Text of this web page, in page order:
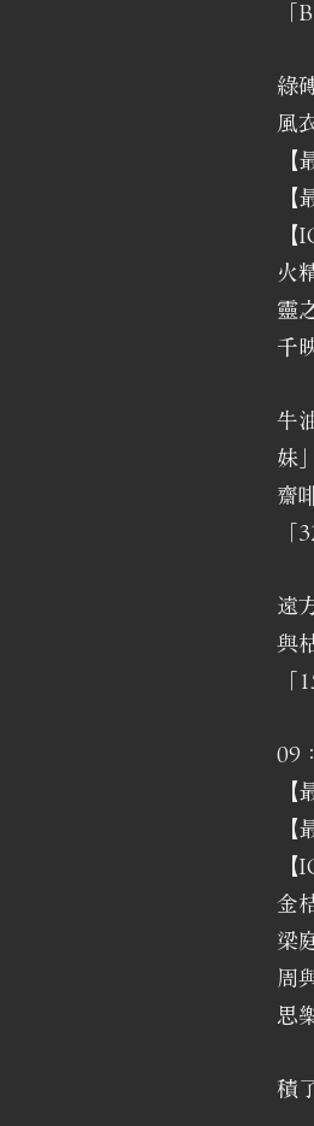
「
綠
風
【
【
【
火
靈
千
牛
妹
齋
「
遠
與
「
09
【
【
【
金
梁
周
思
積